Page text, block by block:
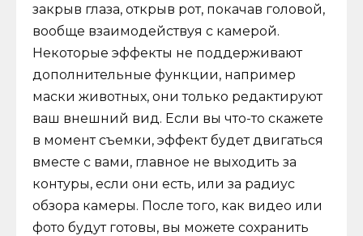
закрыв глаза, открыв рот, покачав головой,
вообще взаимодействуя с камерой.
Некоторые эффекты не поддерживают
дополнительные функции, например
маски животных, они только редактируют
ваш внешний вид. Если вы что-то скажете
в момент съемки, эффект будет двигаться
вместе с вами, главное не выходить за
контуры, если они есть, или за радиус
обзора камеры. После того, как видео или
фото будут готовы, вы можете сохранить